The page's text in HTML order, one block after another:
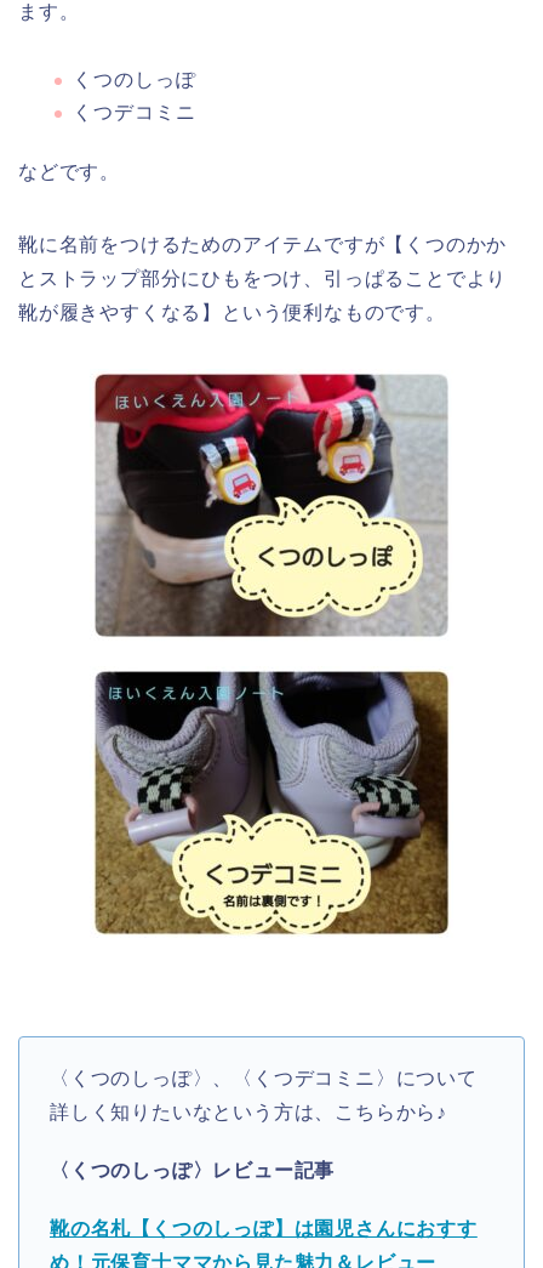
ます。
くつのしっぽ
くつデコミニ
などです。
靴に名前をつけるためのアイテムですが【くつのかか
とストラップ部分にひもをつけ、引っぱることでより
靴が履きやすくなる】という便利なものです。
〈くつのしっぽ〉、〈くつデコミニ〉について
詳しく知りたいなという方は、こちらから♪
〈くつのしっぽ〉レビュー記事
靴の名札【くつのしっぽ】は園児さんにおすす
め！元保育士ママから見た魅力＆レビュー